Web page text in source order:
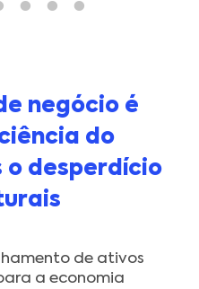
negócio é
do
desperdício
de ativos
a economia